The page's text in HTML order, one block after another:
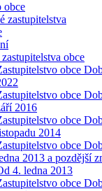
obce
zastupitelstva
obce
obce
obce
2016
obce
2014
obce
2013 a pozdější
4. ledna 2013
obce